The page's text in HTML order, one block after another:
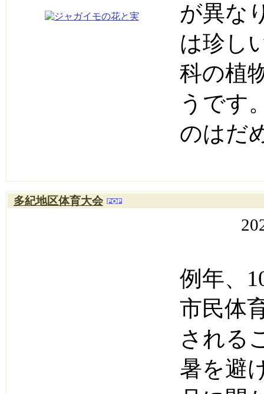
が異な
は珍し
科の植
うです
のはだ
多紀地区体育大会
例年、
市民体
される
暑を避